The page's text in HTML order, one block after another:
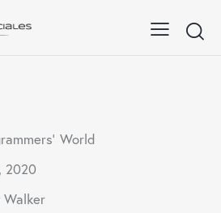
World
2020
Walker